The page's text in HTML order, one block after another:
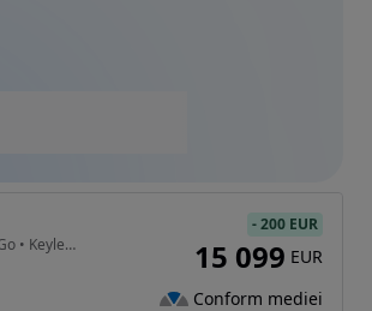
1995 cm3 • 190 CP • 190 cai • Distronic • Keyless Go • Keyless Entry
-200 EUR
15 099 EUR
Conform mediei